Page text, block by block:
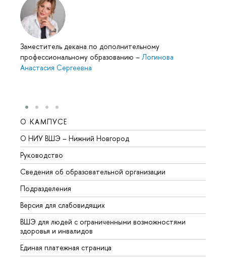
Заместитель декана по дополнительному
профессиональному образованию – Логинова
Анастасия Сергеевна
О КАМПУСЕ
О НИУ ВШЭ – Нижний Новгород
Руководство
Сведения об образовательной организации
Подразделения
Версия для слабовидящих
ВШЭ для людей с ограниченными возможностями
здоровья и инвалидов
Единая платежная страница